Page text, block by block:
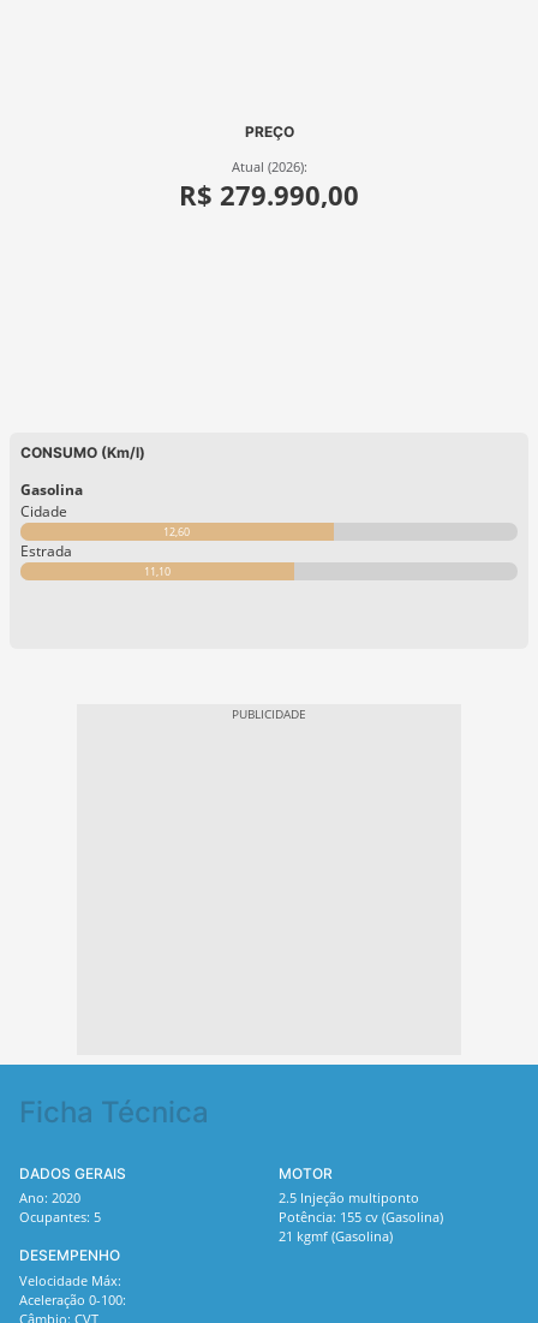
PREÇO
Atual (2026):
R$ 279.990,00
CONSUMO (Km/l)
Gasolina
Cidade
12,60
Estrada
11,10
Ficha Técnica
DADOS GERAIS
Ano: 2020
Ocupantes: 5
MOTOR
2.5 Injeção multiponto
Potência: 155 cv (Gasolina)
21 kgmf (Gasolina)
DESEMPENHO
Velocidade Máx:
Aceleração 0-100:
Câmbio: CVT